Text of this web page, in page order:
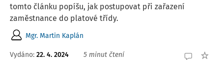
tomto článku popíšu, jak postupovat při zařazení
zaměstnance do platové třídy.
Mgr. Martin Kaplán
Vydáno: 22. 4. 2024 5 minut čtení